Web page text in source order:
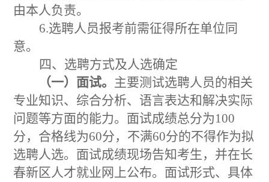
由本人负责。
6.选聘人员报考前需征得所在单位同
意。
四、选聘方式及人选确定
（一）面试。 主要测试选聘人员的相关
专业知识、综合分析、语言表达和解决实际
问题等方面的能力。面试成绩总分为100
分，合格线为60分，不满60分的不得作为拟
选聘人选。面试成绩现场告知考生，并在长
春新区人才就业网上公布。面试形式、具体